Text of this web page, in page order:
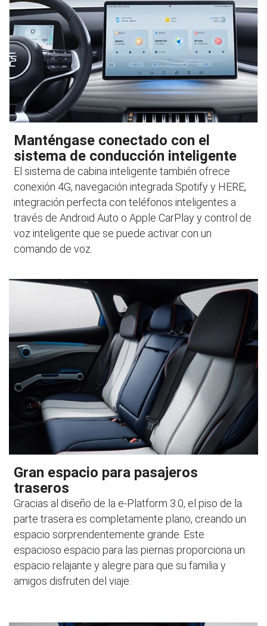
Manténgase conectado con el
sistema de conducción inteligente
El sistema de cabina inteligente también ofrece
conexión 4G, navegación integrada Spotify y HERE,
integración perfecta con teléfonos inteligentes a
través de Android Auto o Apple CarPlay y control de
voz inteligente que se puede activar con un
comando de voz.
Gran espacio para pasajeros
traseros
Gracias al diseño de la e-Platform 3.0, el piso de la
parte trasera es completamente plano, creando un
espacio sorprendentemente grande. Este
espacioso espacio para las piernas proporciona un
espacio relajante y alegre para que su familia y
amigos disfruten del viaje.